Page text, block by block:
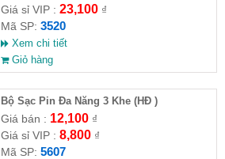
Giá sỉ VIP : 23,100₫
Mã SP: 3520
Xem chi tiết
Giỏ hàng
Bộ Sạc Pin Đa Năng 3 Khe (HĐ )
Giá bán : 12,100₫
Giá sỉ VIP : 8,800₫
Mã SP: 5607